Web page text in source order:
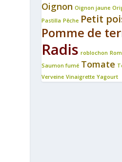
Oignon Oignon jaune
Pastilla Pêche Petit
Pomme de
Radis roblochon
Saumon fumé Tomate
Verveine Vinaigrette Yagourt